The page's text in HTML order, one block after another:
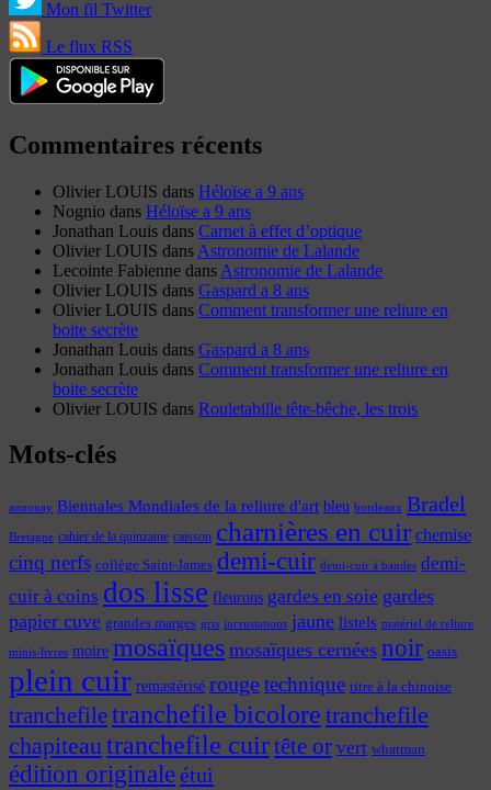
Mon fil Twitter
Le flux RSS
Commentaires récents
Olivier LOUIS dans Héloïse a 9 ans
Nognio dans Héloïse a 9 ans
Jonathan Louis dans Carnet à effet d’optique
Olivier LOUIS dans Astronomie de Lalande
Lecointe Fabienne dans Astronomie de Lalande
Olivier LOUIS dans Gaspard a 8 ans
Olivier LOUIS dans Comment transformer une reliure en
boite secrète
Jonathan Louis dans Gaspard a 8 ans
Jonathan Louis dans Comment transformer une reliure en
boite secrète
Olivier LOUIS dans Rouletabille tête-bêche, les trois
Mots-clés
annonay Biennales Mondiales de la reliure d'art bleu bordeaux Bradel
Bretagne cahier de la quinzaine caisson charnières en cuir chemise
cinq nerfs collège Saint-James demi-cuir demi-cuir à bandes demi-
cuir à coins dos lisse fleurons gardes en soie gardes
papier cuve grandes marges gris incrustations jaune listels matériel de reliure
minis-livres moire mosaïques mosaïques cernées noir oasis
plein cuir remastérisé rougetechnique titre à la chinoise
tranchefiletranchefile bicolore tranchefile
chapiteautranchefile cuirtête or vert whatman
édition originaleétui